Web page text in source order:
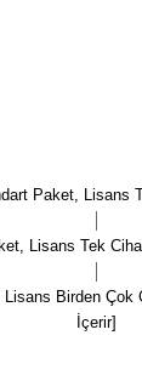
Paket, Lisans
Lisans Tek
Birden Çok
İçerir]